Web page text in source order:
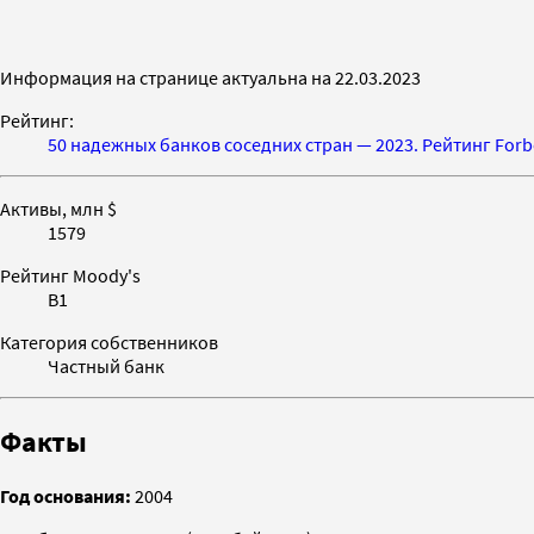
Информация на странице актуальна на 22.03.2023
Рейтинг:
50 надежных банков соседних стран — 2023. Рейтинг
Активы, млн $
1579
Рейтинг Moody's
В1
Категория собственников
Частный банк
Факты
Год основания: 2004